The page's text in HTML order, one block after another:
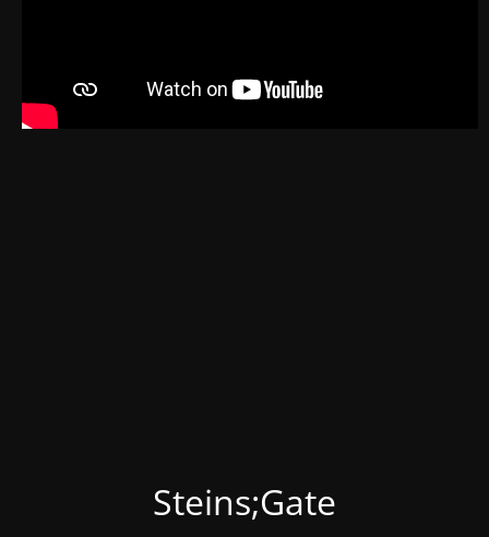
Steins;Gate